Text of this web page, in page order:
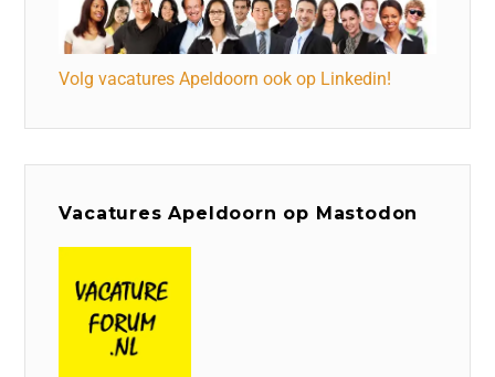
Volg vacatures Apeldoorn ook op Linkedin!
Vacatures Apeldoorn op Mastodon